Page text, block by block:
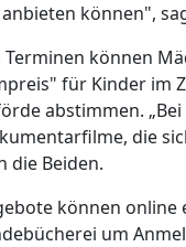
können",
Terminen können
für Kinder im
abstimmen.
die
die Beiden.
können
um